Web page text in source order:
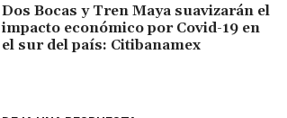
Dos Bocas y Tren Maya suavizarán el
impacto económico por Covid-19 en
el sur del país: Citibanamex